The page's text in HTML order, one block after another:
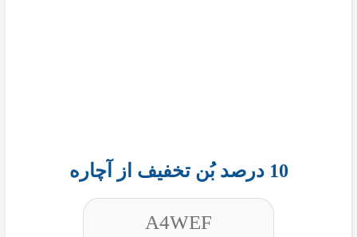
10 درصد بُن تخفیف از آچاره
A4WEF